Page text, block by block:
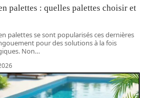
palettes : quelles palettes choisir et
palettes se sont popularisés ces dernières
pour des solutions à la fois
Non…